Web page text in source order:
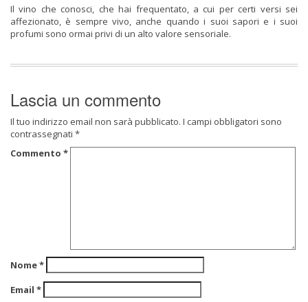
Il vino che conosci, che hai frequentato, a cui per certi versi sei
affezionato, è sempre vivo, anche quando i suoi sapori e i suoi
profumi sono ormai privi di un alto valore sensoriale.
Lascia un commento
Il tuo indirizzo email non sarà pubblicato. I campi obbligatori sono
contrassegnati *
Commento *
Nome*
Email *